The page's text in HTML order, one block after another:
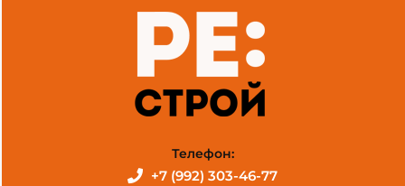
Телефон:
+7 (992) 303-46-77